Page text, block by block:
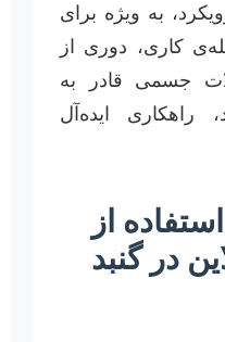
به ویژه برای
کاری، دوری از
جسمی قادر به
راهکاری ایده‌آل
از
در گنبد